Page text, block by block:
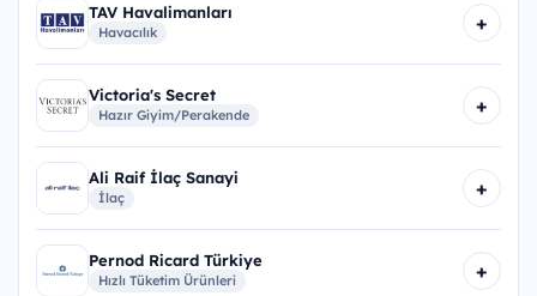
TAV Havalimanları
Havacılık +
Victoria's Secret
Hazır Giyim/Perakende +
Ali Raif İlaç Sanayi
İlaç +
Pernod Ricard Türkiye
Hızlı Tüketim Ürünleri +